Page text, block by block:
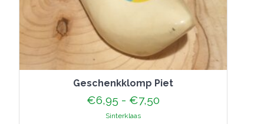
Geschenkklomp Piet
€6,95 - €7,50
Sinterklaas